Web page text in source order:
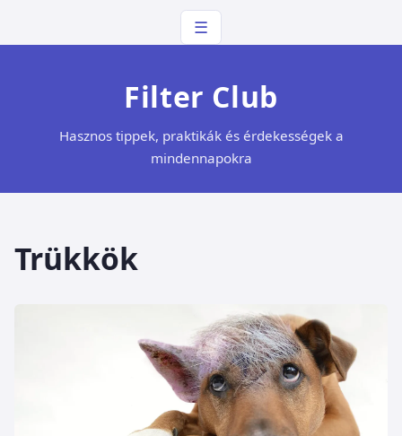
☰
Filter Club
Hasznos tippek, praktikák és érdekességek a
mindennapokra
Trükkök